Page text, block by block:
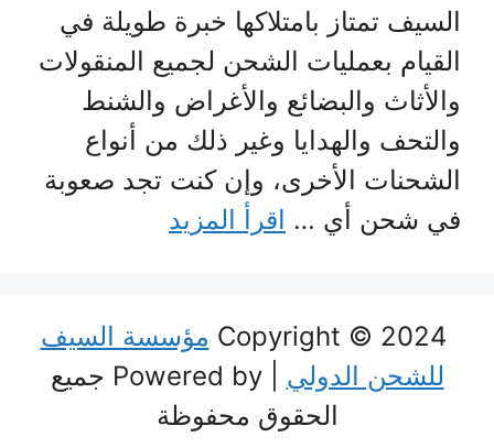
السيف تمتاز بامتلاكها خبرة طويلة في
القيام بعمليات الشحن لجميع المنقولات
والأثاث والبضائع والأغراض والشنط
والتحف والهدايا وغير ذلك من أنواع
الشحنات الأخرى، وإن كنت تجد صعوبة
في شحن أي … اقرأ المزيد
مؤسسة السيف
للشحن الدولي
| Powered by جميع
الحقوق محفوظة